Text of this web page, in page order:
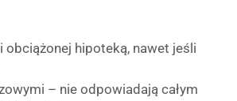
hipoteką, nawet jeśli
– nie odpowiadają całym